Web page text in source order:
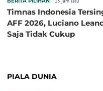
Timnas Indonesia
AFF 2026, Luciano
Saja Tidak Cukup
PIALA DUNIA